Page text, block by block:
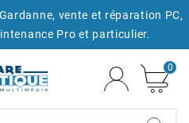
vente et réparation PC,
Pro et particulier.
0